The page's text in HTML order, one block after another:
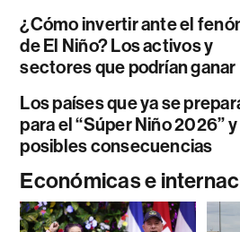
¿Cómo invertir ante el
de El Niño? Los activos y
sectores que podrían ganar
Los países que ya se
para el “Súper Niño 2026”
posibles consecuencias
Económicas e